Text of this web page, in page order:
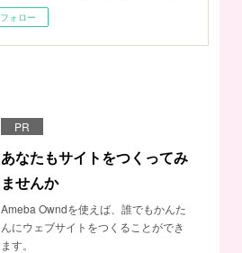
フォロー
PR
あなたもサイトをつくってみ
ませんか
Ameba Owndを使えば、誰でもかんた
んにウェブサイトをつくることができ
ます。